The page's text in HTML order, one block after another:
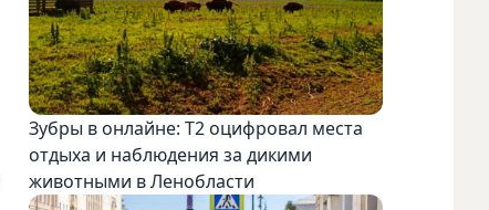
Зубры в онлайне: Т2 оцифровал места
отдыха и наблюдения за дикими
животными в Ленобласти